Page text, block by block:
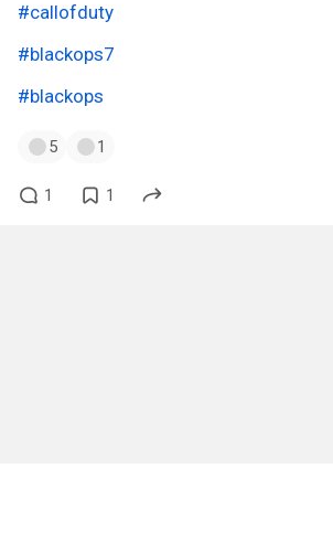
#callofduty
#blackops7
#blackops
5 1
1 1